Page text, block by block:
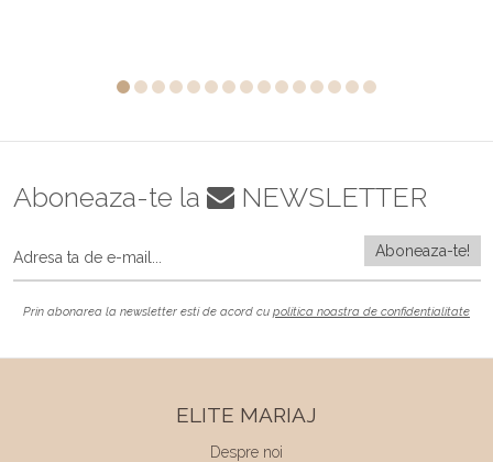
Aboneaza-te la NEWSLETTER
Prin abonarea la newsletter esti de acord cu politica noastra de confidentialitate
ELITE MARIAJ
Despre noi